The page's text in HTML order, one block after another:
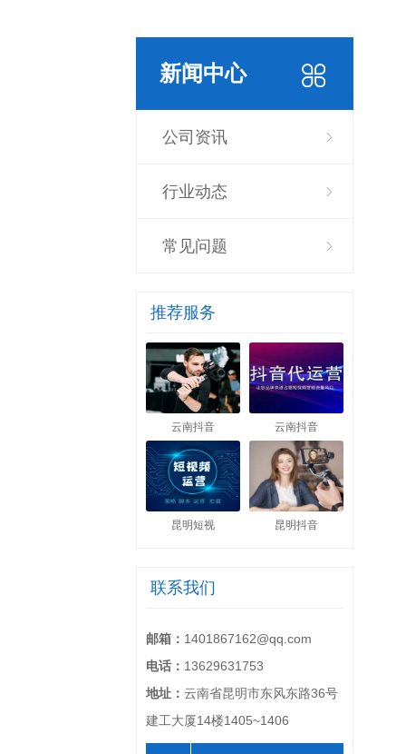
新闻中心
公司资讯
行业动态
常见问题
推荐服务
云南抖音 云南抖音
昆明短视 昆明抖音
联系我们
邮箱： 1401867162@qq.com
电话： 13629631753
地址： 云南省昆明市东风东路36号
建工大厦14楼1405~1406